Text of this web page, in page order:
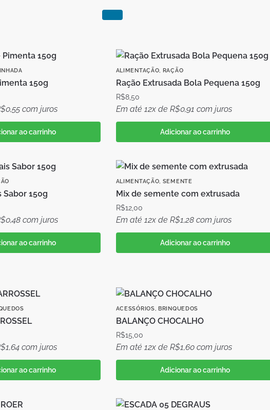
150g
0,55 com juros
ao carrinho
ALIMENTAÇÃO, RAÇÃO
Ração Extrusada Bola Pequena 150g
R$8,50
Em até 12x de R$0,91 com juros
Adicionar ao carrinho
Sabor 150g
0,48 com juros
ao carrinho
ALIMENTAÇÃO, SEMENTE
Mix de semente com extrusada
R$12,00
Em até 12x de R$1,28com juros
Adicionar ao carrinho
1,64 com juros
ao carrinho
ACESSÓRIOS, BRINQUEDOS
BALANÇO CHOCALHO
R$15,00
Em até 12x de R$1,60com juros
Adicionar ao carrinho